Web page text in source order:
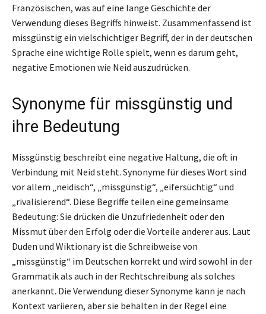
Französischen, was auf eine lange Geschichte der
Verwendung dieses Begriffs hinweist. Zusammenfassend ist
missgünstig ein vielschichtiger Begriff, der in der deutschen
Sprache eine wichtige Rolle spielt, wenn es darum geht,
negative Emotionen wie Neid auszudrücken.
Synonyme für missgünstig und
ihre Bedeutung
Missgünstig beschreibt eine negative Haltung, die oft in
Verbindung mit Neid steht. Synonyme für dieses Wort sind
vor allem „neidisch“, „missgünstig“, „eifersüchtig“ und
„rivalisierend“. Diese Begriffe teilen eine gemeinsame
Bedeutung: Sie drücken die Unzufriedenheit oder den
Missmut über den Erfolg oder die Vorteile anderer aus. Laut
Duden und Wiktionary ist die Schreibweise von
„missgünstig“ im Deutschen korrekt und wird sowohl in der
Grammatik als auch in der Rechtschreibung als solches
anerkannt. Die Verwendung dieser Synonyme kann je nach
Kontext variieren, aber sie behalten in der Regel eine